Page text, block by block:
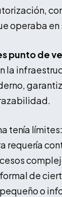
operaba en
punto de
la
tenía
requería
de
o